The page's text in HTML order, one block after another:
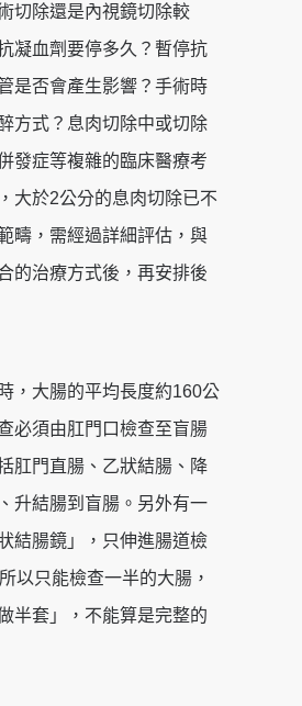
切除還是內視鏡切除較
凝血劑要停多久？暫停抗
是否會產生影響？手術時
方式？息肉切除中或切除
發症等複雜的臨床醫療考
大於2公分的息肉切除已不
疇，需經過詳細評估，與
的治療方式後，再安排後
，大腸的平均長度約160公
必須由肛門口檢查至盲腸
肛門直腸、乙狀結腸、降
升結腸到盲腸。另外有一
結腸鏡」，只伸進腸道檢
以只能檢查一半的大腸，
半套」，不能算是完整的